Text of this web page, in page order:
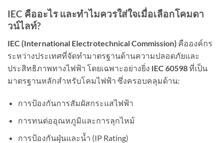
IEC คืออะไร และทำไมควรใส่ใจเมื่อเลือกโคมดา
วน์ไลท์?
IEC (International Electrotechnical Commission) คือองค์กร
ระหว่างประเทศที่จัดทำมาตรฐานด้านความปลอดภัยและ
ประสิทธิภาพทางไฟฟ้า โดยเฉพาะอย่างยิ่ง IEC 60598ที่เป็น
มาตรฐานหลักสำหรับโคมไฟฟ้า ซึ่งครอบคลุมด้าน:
การป้องกันการสัมผัสกระแสไฟฟ้า
การทนต่ออุณหภูมิและการลุกไหม้
การป้องกันฝุ่นและน้ำ (IP Rating)